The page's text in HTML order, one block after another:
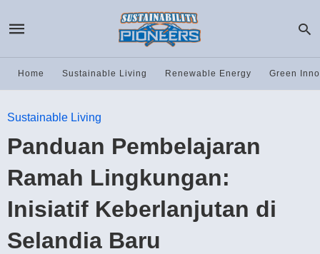
Home Sustainable Living Renewable Energy Green
Sustainable Living
Panduan Pembelajaran
Ramah Lingkungan:
Inisiatif Keberlanjutan di
Selandia Baru